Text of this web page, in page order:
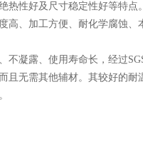
性好及尺寸稳定性好等特点。
、加工方便、耐化学腐蚀、
凝露、使用寿命长，经过
且无需其他辅材。其较好的耐